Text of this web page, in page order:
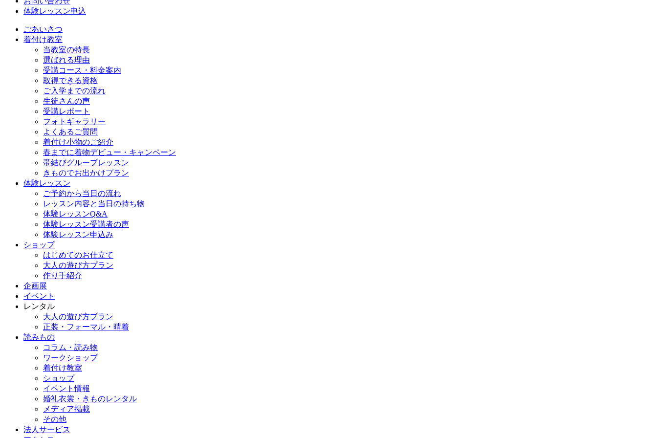
体験レッスン申込
ごあいさつ
着付け教室
当教室の特長
選ばれる理由
受講コース・料金案内
取得できる資格
ご入学までの流れ
生徒さんの声
受講レポート
フォトギャラリー
よくあるご質問
着付け小物のご紹介
春までに着物デビュー・キャンペーン
帯結びグループレッスン
きものでお出かけプラン
体験レッスン
ご予約から当日の流れ
レッスン内容と当日の持ち物
体験レッスンQ&A
体験レッスン受講者の声
体験レッスン申込み
ショップ
はじめてのお仕立て
大人の遊び方プラン
作り手紹介
企画展
イベント
レンタル
大人の遊び方プラン
正装・フォーマル・晴着
読みもの
コラム・読み物
ワークショップ
着付け教室
ショップ
イベント情報
婚礼衣裳・きものレンタル
メディア掲載
その他
法人サービス